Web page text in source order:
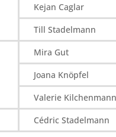
Kejan Caglar
Till Stadelmann
Mira Gut
Joana Knöpfel
Valerie Kilchenmann
Cédric Stadelmann